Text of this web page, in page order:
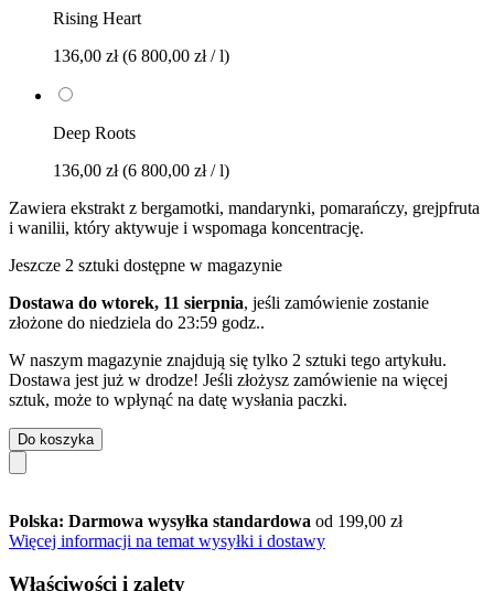
Rising Heart
136,00 zł(6 800,00 zł / l)
Deep Roots
136,00 zł(6 800,00 zł / l)
Zawiera ekstrakt z bergamotki, mandarynki, pomarańczy, grejpfruta
i wanilii, który aktywuje i wspomaga koncentrację.
Jeszcze 2 sztuki dostępne w magazynie
Dostawa do wtorek, 11 sierpnia, jeśli zamówienie zostanie
złożone do niedziela do 23:59 godz..
W naszym magazynie znajdują się tylko 2 sztuki tego artykułu.
Dostawa jest już w drodze! Jeśli złożysz zamówienie na więcej
sztuk, może to wpłynąć na datę wysłania paczki.
Do koszyka
Polska: Darmowa wysyłka standardowa od 199,00 zł
Więcej informacji na temat wysyłki i dostawy
Właściwości i zalety